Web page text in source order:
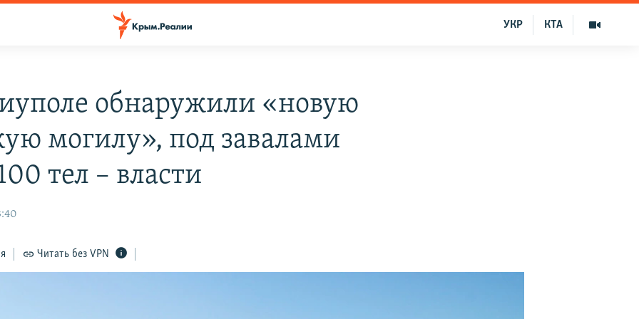
КТА
УКР
обнаружили «новую
могилу», под завалами
тел – власти
Читать без VPN